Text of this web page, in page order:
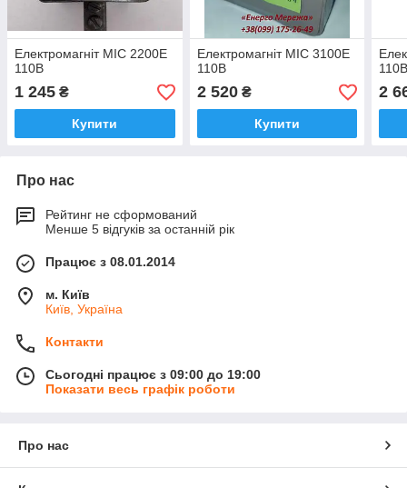
Електромагніт МІС 2200Е
110В
1 245 ₴
Купити
Електромагніт МІС 3100Е
110В
2 520₴
Купити
2
Про нас
Рейтинг не сформований
Менше 5 відгуків за останній рік
Працює з 08.01.2014
м. Київ
Київ, Україна
Контакти
Сьогодні працює з 09:00 до 19:00
Показати весь графік роботи
Про нас